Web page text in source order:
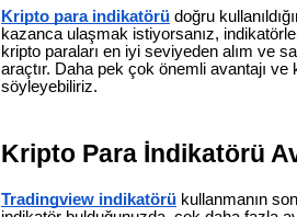
Kripto para indikatörü doğru
kazanca ulaşmak istiyorsanız,
kripto paraları en iyi seviyeden alım ve
araçtır. Daha pek çok önemli avantajı
söyleyebiliriz.
Kripto Para İndikatörü
Tradingview indikatörü kullanmanın